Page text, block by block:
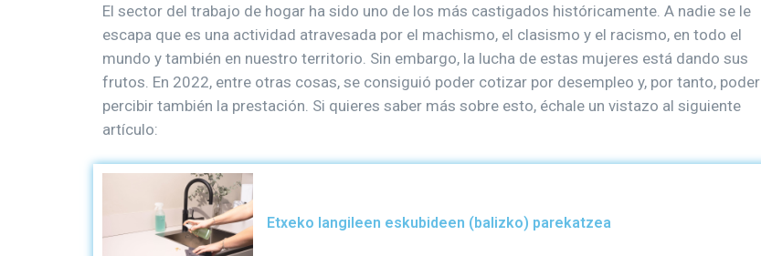
El sector del trabajo de hogar ha sido uno de los más castigados históricamente. A nadie se le
escapa que es una actividad atravesada por el machismo, el clasismo y el racismo, en todo el
mundo y también en nuestro territorio. Sin embargo, la lucha de estas mujeres está dando sus
frutos. En 2022, entre otras cosas, se consiguió poder cotizar por desempleo y, por tanto, poder
percibir también la prestación. Si quieres saber más sobre esto, échale un vistazo al siguiente
artículo:
Etxeko langileen eskubideen (balizko) parekatzea